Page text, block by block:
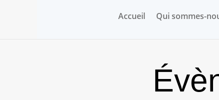
Accueil Qui sommes-